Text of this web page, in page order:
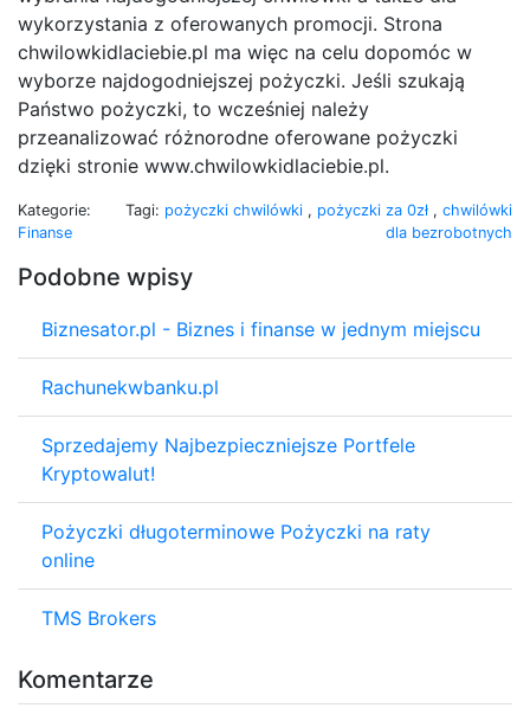
wykorzystania z oferowanych promocji. Strona
chwilowkidlaciebie.pl ma więc na celu dopomóc w
wyborze najdogodniejszej pożyczki. Jeśli szukają
Państwo pożyczki, to wcześniej należy
przeanalizować różnorodne oferowane pożyczki
dzięki stronie www.chwilowkidlaciebie.pl.
Kategorie:
Finanse
Tagi: pożyczki chwilówki , pożyczki za 0zł , chwilówki
dla bezrobotnych
Podobne wpisy
Biznesator.pl - Biznes i finanse w jednym miejscu
Rachunekwbanku.pl
Sprzedajemy Najbezpieczniejsze Portfele
Kryptowalut!
Pożyczki długoterminowe Pożyczki na raty
online
TMS Brokers
Komentarze